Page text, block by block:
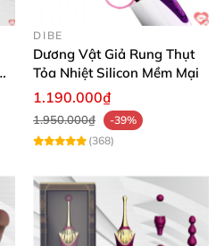
DIBE
Dương Vật Giả Rung Thụt
Tỏa Nhiệt Silicon Mềm Mại
1.190.000₫
1.950.000₫
-39%
(368)